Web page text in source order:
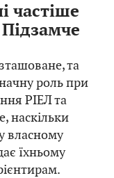
частіше
та
роль при
РІЕЛ та
наскільки
власному
їхньому